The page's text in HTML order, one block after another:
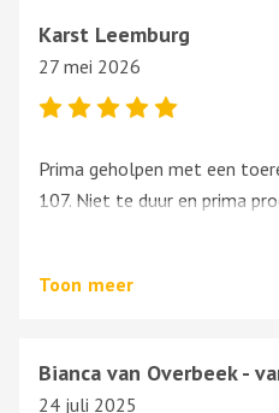
Karst Leemburg
27 mei 2026
Prima geholpen met een
107. Niet te duur en prima
in die kleine ruimte. Maar dit
Toon meer
Bianca van Overbeek -
24 juli 2025